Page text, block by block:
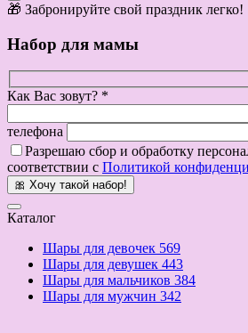
🎁 Забронируйте свой праздник легко!
Набор для мамы
Как Вас зовут? *
телефона
Разрешаю сбор и обработку
соответствии с Политикой
🎀 Хочу такой набор!
Каталог
Шары для девочек 569
Шары для девушек 443
Шары для мальчиков 384
Шары для мужчин 342